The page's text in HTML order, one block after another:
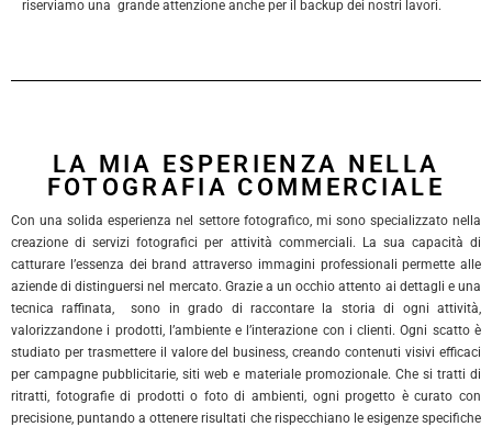
riserviamo una grande attenzione anche per il backup dei nostri lavori.
LA MIA ESPERIENZA NELLA
FOTOGRAFIA COMMERCIALE
Con una solida esperienza nel settore fotografico, mi sono specializzato nella
creazione di servizi fotografici per attività commerciali. La sua capacità di
catturare l’essenza dei brand attraverso immagini professionali permette alle
aziende di distinguersi nel mercato. Grazie a un occhio attento ai dettagli e una
tecnica raffinata, sono in grado di raccontare la storia di ogni attività,
valorizzandone i prodotti, l’ambiente e l’interazione con i clienti. Ogni scatto è
studiato per trasmettere il valore del business, creando contenuti visivi efficaci
per campagne pubblicitarie, siti web e materiale promozionale. Che si tratti di
ritratti, fotografie di prodotti o foto di ambienti, ogni progetto è curato con
precisione, puntando a ottenere risultati che rispecchiano le esigenze specifiche